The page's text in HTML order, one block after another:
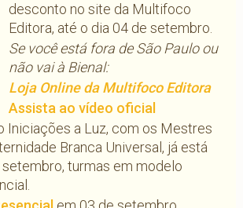
desconto no site da Multifoco
Editora, até o dia 04 de setembro.
Se você está fora de São Paulo ou
não vai à Bienal:
Loja Online da Multifoco Editora
Assista ao vídeo oficial
Iniciações a Luz, com os Mestres
Branca Universal, já está
setembro, turmas em modelo